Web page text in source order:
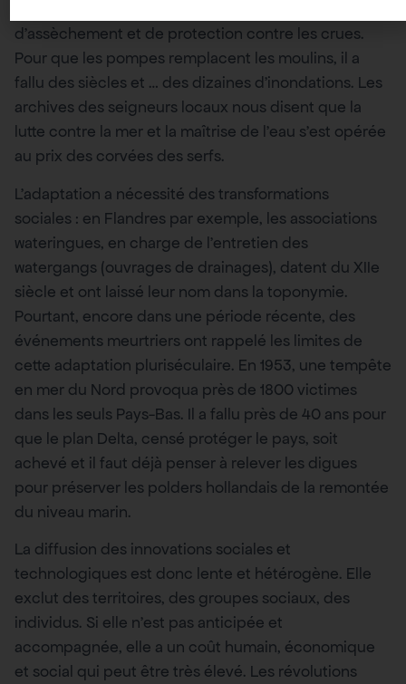
d’assèchement et de protection contre les crues.
Pour que les pompes remplacent les moulins, il a
fallu des siècles et … des dizaines d’inondations. Les
archives des seigneurs locaux nous disent que la
lutte contre la mer et la maîtrise de l’eau s’est opérée
au prix des corvées des serfs.
L’adaptation a nécessité des transformations
sociales : en Flandres par exemple, les associations
wateringues, en charge de l’entretien des
watergangs (ouvrages de drainages), datent du XIIe
siècle et ont laissé leur nom dans la toponymie.
Pourtant, encore dans une période récente, des
événements meurtriers ont rappelé les limites de
cette adaptation pluriséculaire. En 1953, une tempête
en mer du Nord provoqua près de 1800 victimes
dans les seuls Pays-Bas. Il a fallu près de 40 ans pour
que le plan Delta, censé protéger le pays, soit
achevé et il faut déjà penser à relever les digues
pour préserver les polders hollandais de la remontée
du niveau marin.
La diffusion des innovations sociales et
technologiques est donc lente et hétérogène. Elle
exclut des territoires, des groupes sociaux, des
individus. Si elle n’est pas anticipée et
accompagnée, elle a un coût humain, économique
et social qui peut être très élevé. Les révolutions